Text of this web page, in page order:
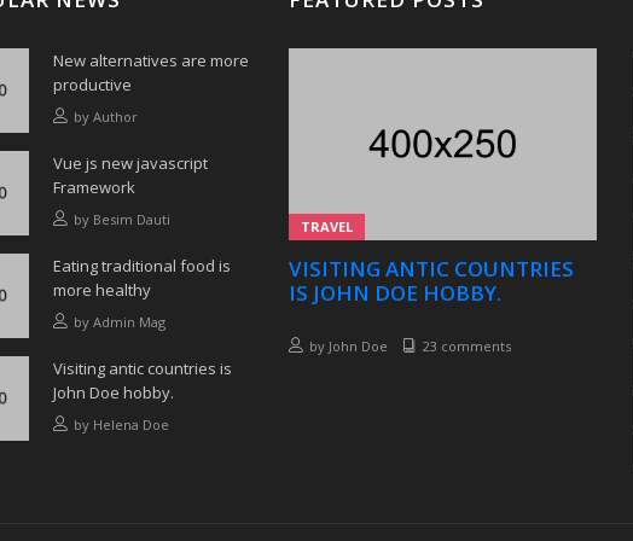
New alternatives are more
productive
by Author
Vue js new javascript
Framework
by Besim Dauti
Eating traditional food is
more healthy
by Admin Mag
Visiting antic countries is
John Doe hobby.
by Helena Doe
TRAVEL
VISITING ANTIC COUNTRIES
IS JOHN DOE HOBBY.
by John Doe 23 comments